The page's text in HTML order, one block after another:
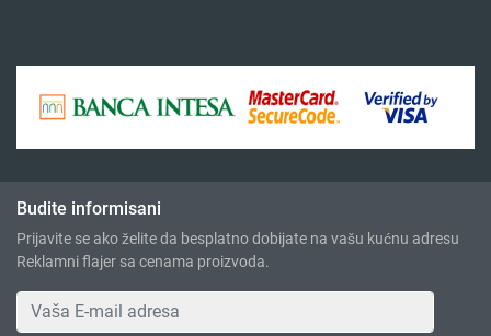
Budite informisani
Prijavite se ako želite da besplatno dobijate na vašu kućnu adresu
Reklamni flajer sa cenama proizvoda.